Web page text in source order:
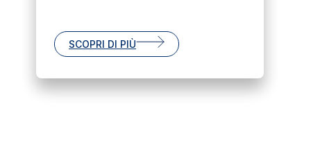
SCOPRI DI PIÙ